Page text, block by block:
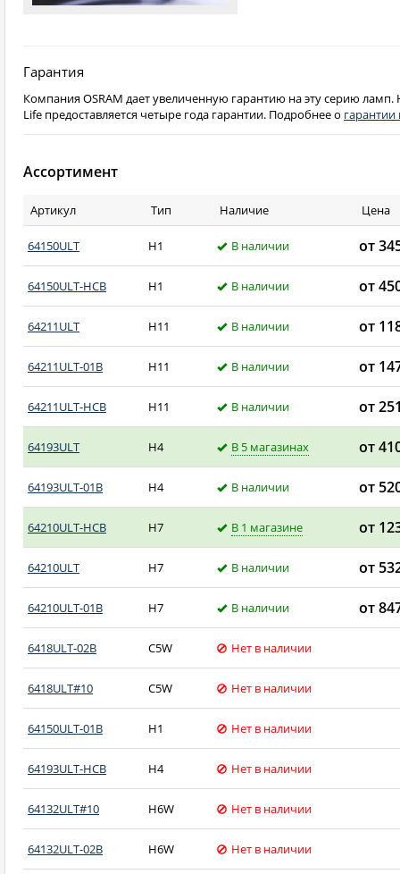
Гарантия
Компания OSRAM дает увеличенную гарантию на эту серию
Life предоставляется четыре года гарантии. Подробнее о
Ассортимент
Артикул Тип Наличие Цена
64150ULT H1 В наличии от
64150ULT-HCB H1 В наличии от
64211ULT H11 В наличии от
64211ULT-01B H11 В наличии от
64211ULT-HCB H11 В наличии от
64193ULT H4 В 5 магазинах от
64193ULT-01B H4 В наличии от
64210ULT-HCB H7 В 1 магазине от
64210ULT H7 В наличии от
64210ULT-01B H7 В наличии от
6418ULT-02B C5W Нет в наличии
6418ULT#10 C5W Нет в наличии
64150ULT-01B H1 Нет в наличии
64193ULT-HCB H4 Нет в наличии
64132ULT#10 H6W Нет в наличии
64132ULT-02B H6W Нет в наличии